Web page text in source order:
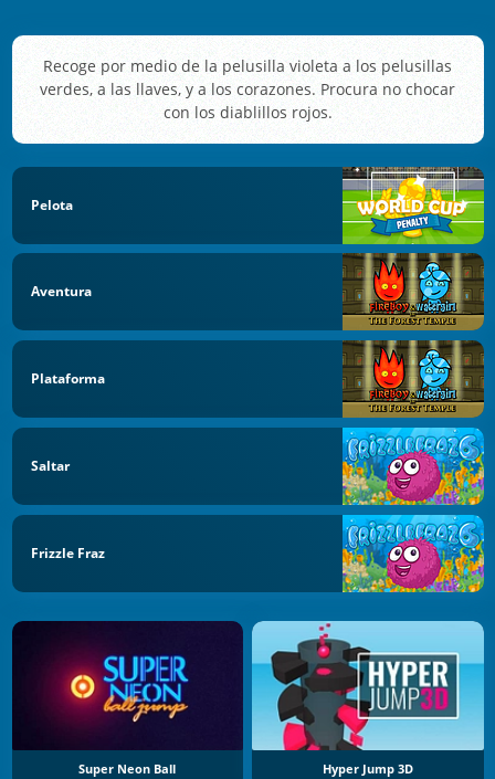
Recoge por medio de la pelusilla violeta a los pelusillas
verdes, a las llaves, y a los corazones. Procura no chocar
con los diablillos rojos.
Pelota
Aventura
Plataforma
Saltar
Frizzle Fraz
Super Neon Ball Hyper Jump 3D